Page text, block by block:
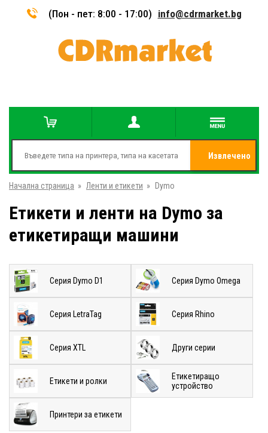
(Пон - пет: 8:00 - 17:00) info@cdrmarket.bg
Извлечено
Начална страница » Ленти и етикети » Dymo
Етикети и ленти на Dymo за
етикетиращи машини
Серия Dymo D1 Серия Dymo Omega
Серия LetraTag Серия Rhino
Серия XTL Други серии
Етикети и ролки
Етикетиращо
устройство
Принтери за етикети